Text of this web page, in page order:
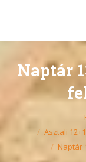
Naptár
Asztali
Naptár